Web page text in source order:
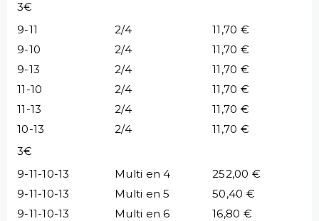
3€
9-11
2/4
11,70 €
9-10
2/4
11,70 €
9-13
2/4
11,70 €
11-10
2/4
11,70 €
11-13
2/4
11,70 €
10-13
2/4
11,70 €
3€
9-11-10-13
Multi en 4
252,00 €
9-11-10-13
Multi en 5
50,40 €
9-11-10-13
Multi en 6
16,80 €